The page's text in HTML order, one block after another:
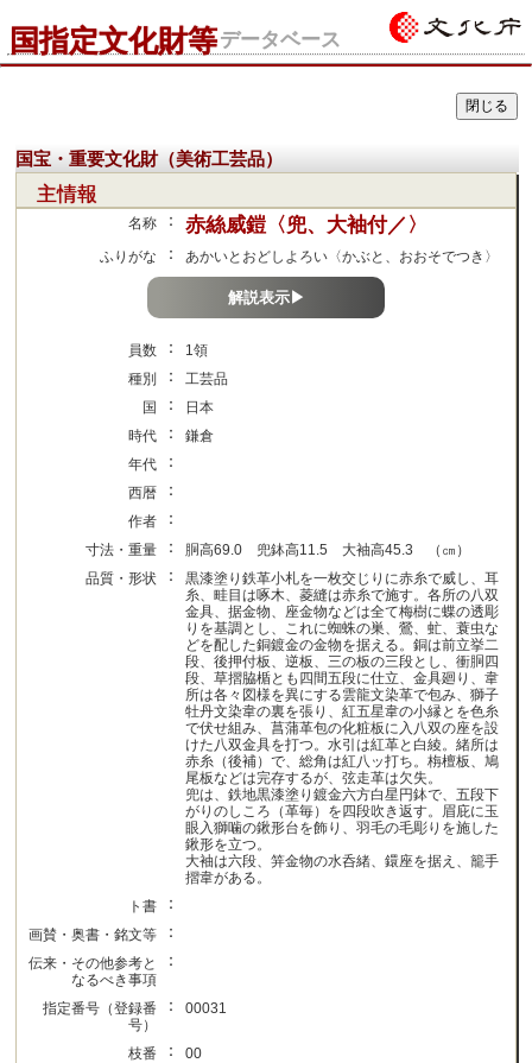
国指定文化財等データベース
国宝・重要文化財（美術工芸品）
主情報
名称 ： 赤絲威鎧〈兜、大袖付／〉
ふりがな ： あかいとおどしよろい〈かぶと、おおそでつき〉
解説表示▶
員数 ：
1領
種別
：
工芸品
国
：
日本
時代
：
鎌倉
年代
：
西暦 ：
作者 ：
寸法・重量 ：
胴高69.0 兜鉢高11.5 大袖高45.3 （㎝）
品質・形状
：
黒漆塗り鉄革小札を一枚交じりに赤糸で威し、耳
糸、畦目は啄木、菱縫は赤糸で施す。各所の八双
金具、据金物、座金物などは全て梅樹に蝶の透彫
りを基調とし、これに蜘蛛の巣、鶯、虻、蓑虫な
どを配した銅鍍金の金物を据える。銅は前立挙二
段、後押付板、逆板、三の板の三段とし、衝胴四
段、草摺脇楯とも四間五段に仕立、金具廻り、韋
所は各々図様を異にする雲龍文染革で包み、獅子
牡丹文染韋の裏を張り、紅五星韋の小縁とを色糸
で伏せ組み、菖蒲革包の化粧板に入八双の座を設
けた八双金具を打つ。水引は紅革と白綾。緒所は
赤糸（後補）で、総角は紅八ッ打ち。栴檀板、鳩
尾板などは完存するが、弦走革は欠失。
兜は、鉄地黒漆塗り鍍金六方白星円鉢で、五段下
がりのしころ（革毎）を四段吹き返す。眉庇に玉
眼入獅噛の鍬形台を飾り、羽毛の毛彫りを施した
鍬形を立つ。
大袖は六段、笄金物の水呑緒、鐶座を据え、籠手
摺韋がある。
ト書
：
画賛・奥書・銘文等 ：
伝来・その他参考と
なるべき事項
：
指定番号（登録番
号）
： 00031
枝番 ：
00